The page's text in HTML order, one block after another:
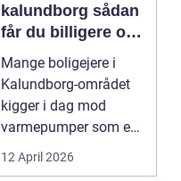
kalundborg sådan
får du billigere og
mere bæredygtig
varme
Mange boligejere i
Kalundborg-området
kigger i dag mod
varmepumper som en
vej til lavere
varmeregnin...
12 April 2026